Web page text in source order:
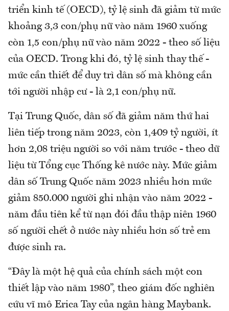
triển kinh tế (OECD), tỷ lệ sinh đã giảm từ mức
khoảng 3,3 con/phụ nữ vào năm 1960 xuống
còn 1,5 con/phụ nữ vào năm 2022 - theo số liệu
của OECD. Trong khi đó, tỷ lệ sinh thay thế -
mức cần thiết để duy trì dân số mà không cần
tới người nhập cư - là 2,1 con/phụ nữ.
Tại Trung Quốc, dân số đã giảm năm thứ hai
liên tiếp trong năm 2023, còn 1,409 tỷ người, ít
hơn 2,08 triệu người so với năm trước - theo dữ
liệu từ Tổng cục Thống kê nước này. Mức giảm
dân số Trung Quốc năm 2023 nhiều hơn mức
giảm 850.000 người ghi nhận vào năm 2022 -
năm đầu tiên kể từ nạn đói đầu thập niên 1960
số người chết ở nước này nhiều hơn số trẻ em
được sinh ra.
“Đây là một hệ quả của chính sách một con
thiết lập vào năm 1980”, theo giám đốc nghiên
cứu vĩ mô Erica Tay của ngân hàng Maybank.